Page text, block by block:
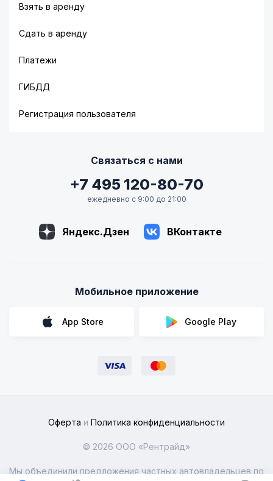
Взять в аренду
Сдать в аренду
Платежи
ГИБДД
Регистрация пользователя
Связаться с нами
+7 495 120-80-70
ежедневно с 9:00 до 21:00
Яндекс.Дзен ВКонтакте
Мобильное приложение
App Store Google Play
Оферта и Политика конфиденциальности
© 2026 ООО «Рентрайд»
Мы объединили предложения частных автовладельцев по